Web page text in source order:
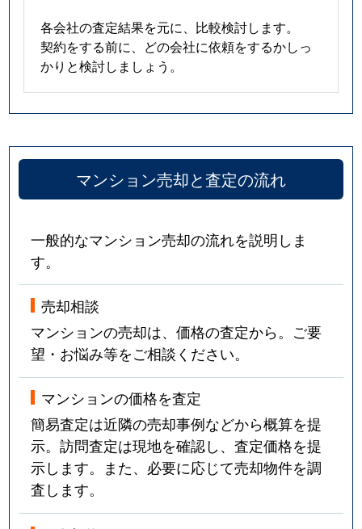
各会社の査定結果を元に、比較検討します。
契約をする前に、どの会社に依頼をするかしっ
かりと検討しましょう。
マンション売却と査定の流れ
一般的なマンション売却の流れを説明しま
す。
売却相談
マンションの売却は、価格の査定から。ご要
望・お悩み等をご相談ください。
マンションの価格を査定
簡易査定は近隣の売却事例などから概算を提
示。訪問査定は現地を確認し、査定価格を提
示します。また、必要に応じて売却物件を調
査します。